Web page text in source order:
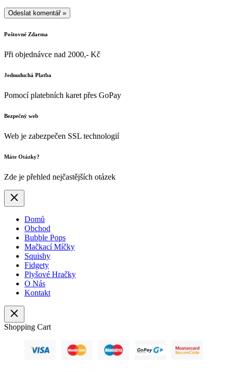
Poštovné Zdarma
Při objednávce nad 2000,- Kč
Jednuduchá Platba
Pomocí platebních karet přes GoPay
Bezpečný web
Web je zabezpečen SSL technologií
Máte Otázky?
Zde je přehled nejčastějších otázek
Domů
Obchod
Bubble Pops
Mačkací Míčky
Squishy
Fidgety
Plyšové Hračky
O Nás
Kontakt
Shopping Cart